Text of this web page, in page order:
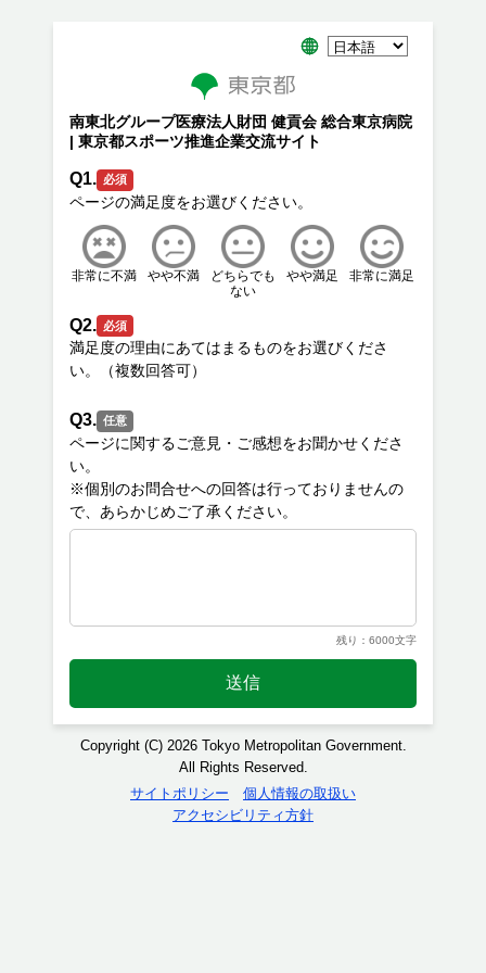
南東北グループ医療法人財団 健貢会 総合東京病院
| 東京都スポーツ推進企業交流サイト
Q1. 必須
非常に不満 やや不満
どちらでも
ない
やや満足 非常に満足
Q2. 必須
満足度の理由にあてはまるものをお選びくださ
Q3. 任意
ページに関するご意見・ご感想をお聞かせくださ
い。
※個別のお問合せへの回答は行っておりませんの
残り：6000文字
送信
Copyright (C) 2026 Tokyo Metropolitan Government.
All Rights Reserved.
サイトポリシー
個人情報の取扱い
アクセシビリティ方針